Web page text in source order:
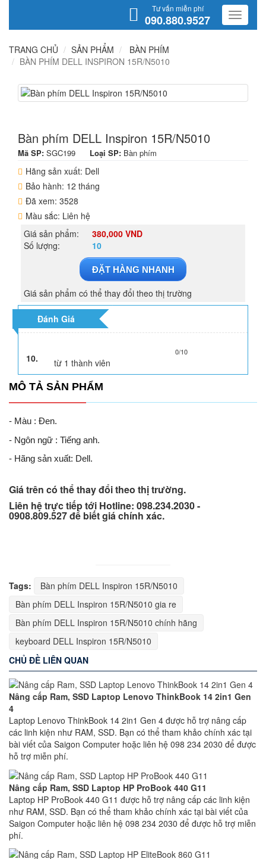
Tư vấn miễn phí
090.880.9527
TRANG CHỦ SẢN PHẨM
BÀN PHÍM
BÀN PHÍM DELL INSPIRON 15R/N5010
Bàn phím DELL Inspiron 15R/N5010
Mã SP: SGC199 Loại SP: Bàn phím
Hãng sản xuất: Dell
Bảo hành: 12 tháng
Đã xem: 3528
Màu sắc: Liên hệ
Giá sản phẩm:
380,000 VND
Số lượng:
10
ĐẶT HÀNG NHANH
Giá sản phẩm có thể thay đổi theo thị trường
Đánh Giá
10.
0/10
từ 1 thành viên
MÔ TẢ SẢN PHẨM
- Màu : Đen.
- Ngôn ngữ : Tiếng anh.
- Hãng sản xuất: Dell.
Giá trên có thể thay đổi theo thị trường.
Liên hệ trực tiếp tới Hotline: 098.234.2030 -
0908.809.527 để biết giá chính xác.
Tags:
Bàn phím DELL Inspiron 15R/N5010
Bàn phím DELL Inspiron 15R/N5010 gia re
Bàn phím DELL Inspiron 15R/N5010 chính hãng
keyboard DELL Inspiron 15R/N5010
CHỦ ĐỀ LIÊN QUAN
Nâng cấp Ram, SSD Laptop Lenovo ThinkBook 14 2in1 Gen
4
Laptop Lenovo ThinkBook 14 2in1 Gen 4 được hỗ trợ nâng cấp
các linh kiện như RAM, SSD. Bạn có thể tham khảo chính xác tại
bài viết của Saigon Computer hoặc liên hệ 098 234 2030 để được
hỗ trợ miễn phí.
Nâng cấp Ram, SSD Laptop HP ProBook 440 G11
Laptop HP ProBook 440 G11 được hỗ trợ nâng cấp các linh kiện
như RAM, SSD. Bạn có thể tham khảo chính xác tại bài viết của
Saigon Computer hoặc liên hệ 098 234 2030 để được hỗ trợ miễn
phí.